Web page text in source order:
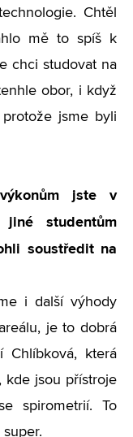
Chtěl
mě to spíš k
chci studovat na
obor, i když
jsme byli
jste v
studentům
soustředit na
i další výhody
je to dobrá
Chlíbková, která
kde jsou přístroje
spirometrií. To